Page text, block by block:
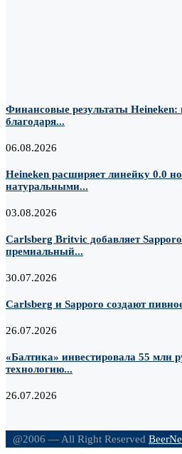
Финансовые результаты
благодаря...
06.08.2026
Heineken расширяет линейку 0.0
натуральными...
03.08.2026
Carlsberg Britvic добавляет
премиальный...
30.07.2026
Carlsberg и Sapporo создают
26.07.2026
«Балтика» инвестировала 55 млн
технологию...
26.07.2026
@2006 — All Right Reserved